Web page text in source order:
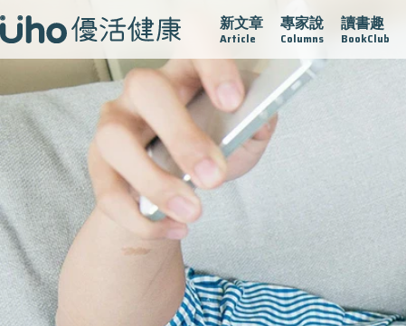
新文章
Article
專家說
Columns
讀書趣
BookClub
疫情保衛戰 再生醫學 愛的未來視 認識攝護腺肥大